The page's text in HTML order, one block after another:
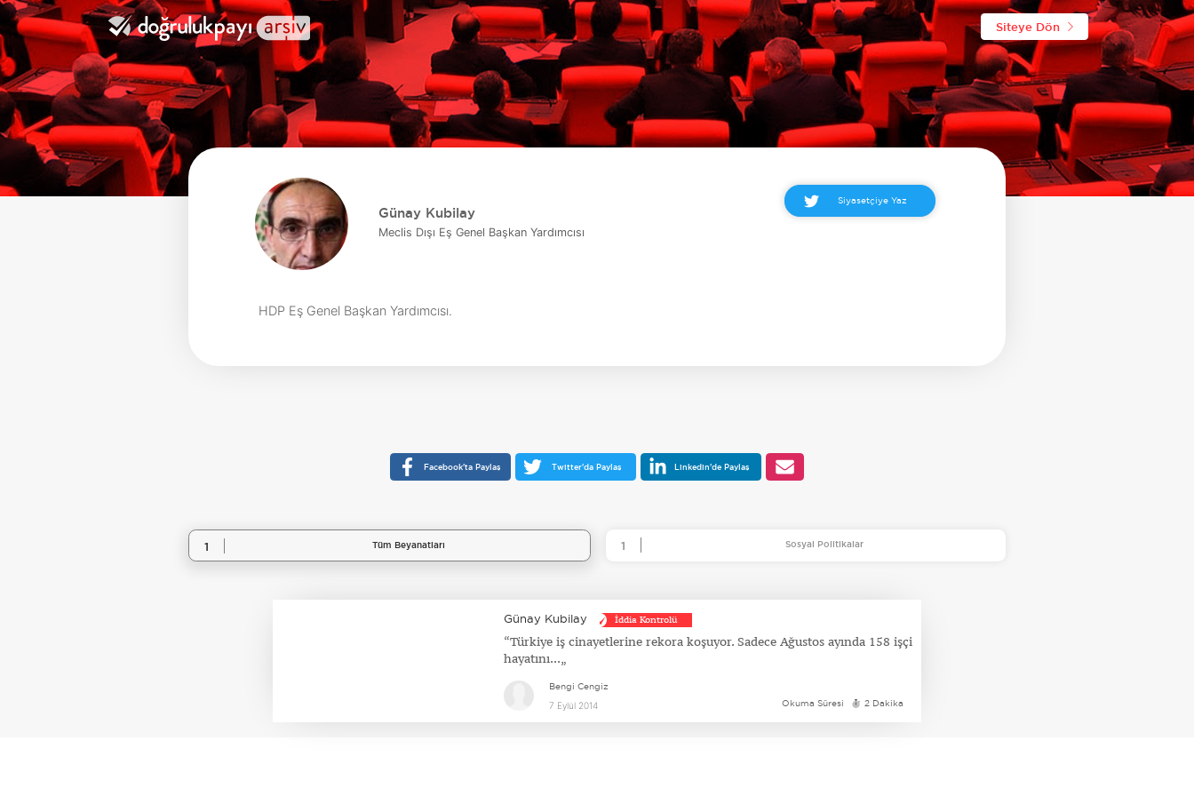
Siteye Dön
Günay Kubilay
Meclis Dışı Eş Genel Başkan Yardımcısı
Siyasetçiye Yaz
HDP Eş Genel Başkan Yardımcısı.
Facebook'ta Paylaş Twitter'da Paylaş Linkedin'de Paylaş
1 Tüm Beyanatları 1 Sosyal Politikalar
Günay Kubilay İddia Kontrolü
Türkiye iş cinayetlerine rekora koşuyor. Sadece Ağustos ayında 158 işçi
hayatını...
Bengi Cengiz
7 Eylül 2014 Okuma Süresi 2 Dakika